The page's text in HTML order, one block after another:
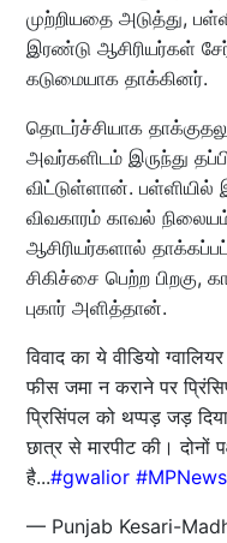
முற்றியதை அடுத்து,
இரண்டு ஆசிரியர்கள்
கடுமையாக தாக்கினர்.
தொடர்ச்சியாக
அவர்களிடம் இருந்து
விட்டுள்ளான்.
விவகாரம் காவல்
ஆசிரியர்களால்
சிகிச்சை பெற்ற பிறகு,
புகார் அளித்தான்.
विवाद का ये वीडियो
फीस जमा न कराने पर
प्रिसिंपल को थप्पड़ जड़
छात्र से मारपीट की। दोनों
है...#gwalior #MPNews
— Punjab Kesari-